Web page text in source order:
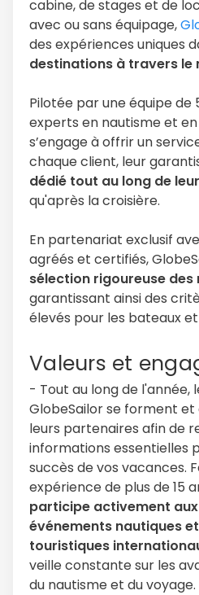
cabine, de stages et de
avec ou sans équipage,
des expériences uniques
destinations à travers le
Pilotée par une équipe de
experts en nautisme et en
s’engage à offrir un
chaque client, leur
dédié tout au long de
qu'après la croisière.
En partenariat exclusif
agréés et certifiés,
sélection rigoureuse des
garantissant ainsi des
élevés pour les bateaux
Valeurs et
- Tout au long de l'année,
GlobeSailor se forment
leurs partenaires afin de
informations essentielles
succès de vos vacances.
expérience de plus de 15
participe activement
événements nautiques
touristiques
veille constante sur les
du nautisme et du voyage.